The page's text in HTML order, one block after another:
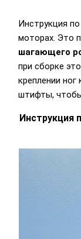
Инструкция
моторах. Это
шагающего
при сборке
креплении ног
штифты, чтобы
Инструкция